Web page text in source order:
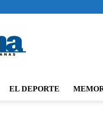
EL DEPORTE